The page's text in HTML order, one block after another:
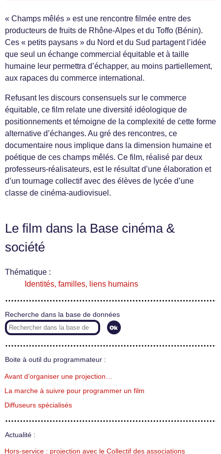
« Champs mêlés » est une rencontre filmée entre des
producteurs de fruits de Rhône-Alpes et du Toffo (Bénin).
Ces « petits paysans » du Nord et du Sud partagent l’idée
que seul un échange commercial équitable et à taille
humaine leur permettra d’échapper, au moins partiellement,
aux rapaces du commerce international.
Refusant les discours consensuels sur le commerce
équitable, ce film relate une diversité idéologique de
positionnements et témoigne de la complexité de cette forme
alternative d’échanges. Au gré des rencontres, ce
documentaire nous implique dans la dimension humaine et
poétique de ces champs mêlés. Ce film, réalisé par deux
professeurs-réalisateurs, est le résultat d’une élaboration et
d’un tournage collectif avec des élèves de lycée d’une
classe de cinéma-audiovisuel.
Le film dans la Base cinéma &
société
Thématique :
Identités, familles, liens humains
Recherche dans la base de données
Boite à outil du programmateur :
Avant d’organiser une projection…
La marche à suivre pour programmer un film
Diffuseurs spécialisés
Actualité :
Hors-service : projection avec le Collectif des associations